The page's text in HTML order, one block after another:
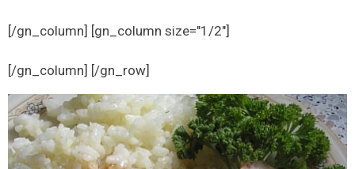
[/gn_column] [gn_column size="1/2"]
[/gn_column] [/gn_row]